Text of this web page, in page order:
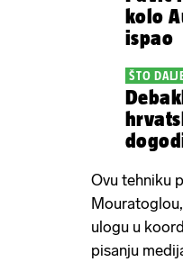
kolo
ispao
ŠTO
Ovu tehniku
ulogu u
pisanju